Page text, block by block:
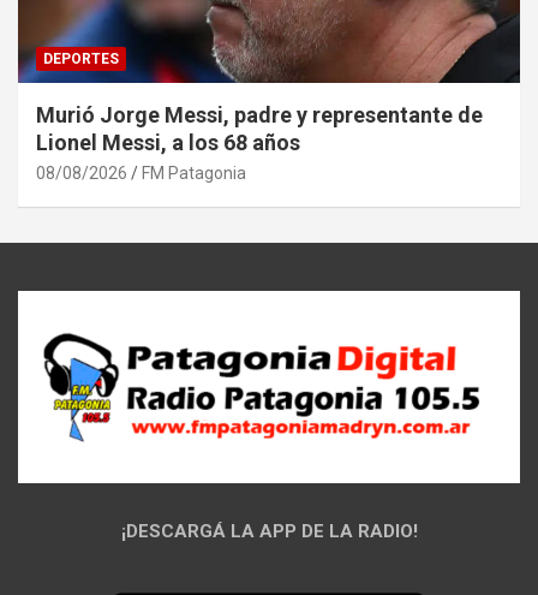
DEPORTES
Murió Jorge Messi, padre y representante de
Lionel Messi, a los 68 años
08/08/2026 FM Patagonia
¡DESCARGÁ LA APP DE LA RADIO!